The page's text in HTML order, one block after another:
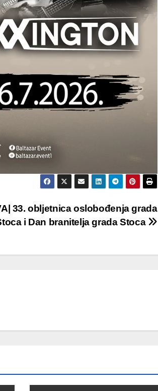
33. obljetnica oslobođenja grada
i Dan branitelja grada Stoca